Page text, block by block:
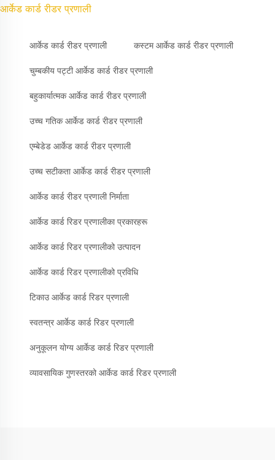
आर्केड कार्ड रीडर प्रणाली
आर्केड कार्ड रीडर प्रणाली कस्टम आर्केड कार्ड रीडर प्रणाली
चुम्बकीय पट्टी आर्केड कार्ड रीडर प्रणाली
बहुकार्यात्मक आर्केड कार्ड रीडर प्रणाली
उच्च गतिक आर्केड कार्ड रीडर प्रणाली
एम्बेडेड आर्केड कार्ड रीडर प्रणाली
उच्च सटीकता आर्केड कार्ड रीडर प्रणाली
आर्केड कार्ड रीडर प्रणाली निर्माता
आर्केड कार्ड रिडर प्रणालीका प्रकारहरू
आर्केड कार्ड रिडर प्रणालीको उत्पादन
आर्केड कार्ड रिडर प्रणालीको प्रविधि
टिकाउ आर्केड कार्ड रिडर प्रणाली
स्वतन्त्र आर्केड कार्ड रिडर प्रणाली
अनुकूलन योग्य आर्केड कार्ड रिडर प्रणाली
व्यावसायिक गुणस्तरको आर्केड कार्ड रिडर प्रणाली